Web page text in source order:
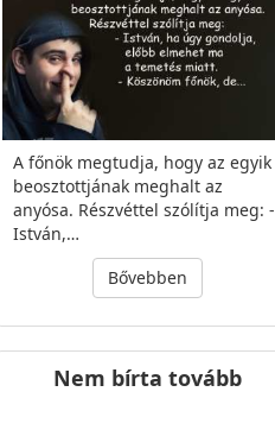
A főnök megtudja, hogy az egyik
beosztottjának meghalt az
anyósa. Részvéttel szólítja meg: -
István,…
Bővebben
Nem bírta tovább